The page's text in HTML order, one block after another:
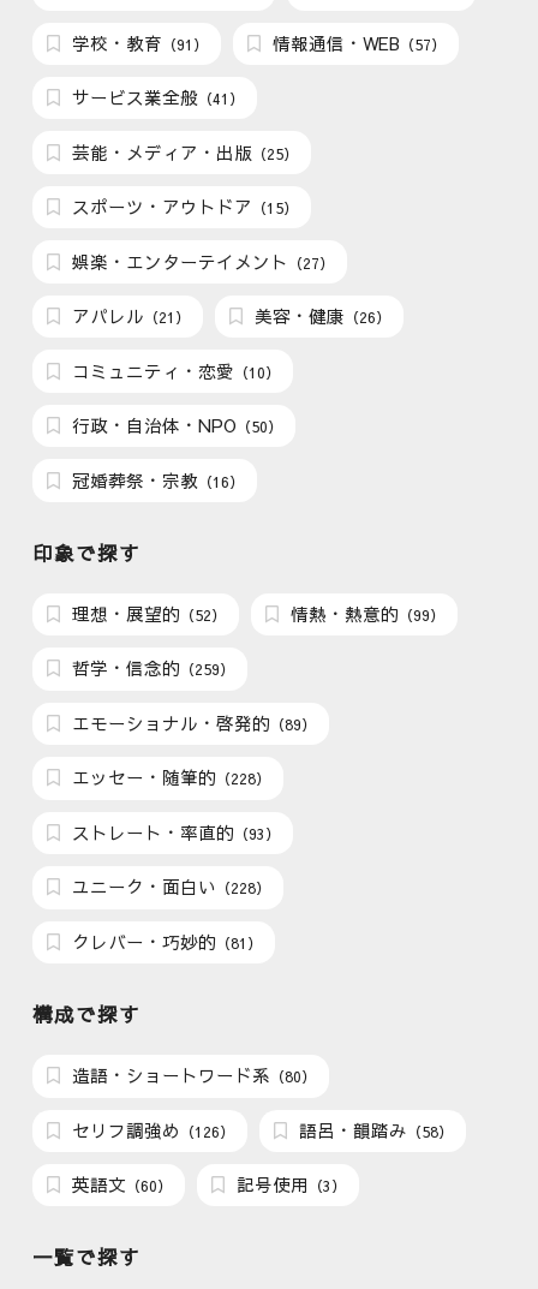
学校・教育 （91） 情報通信・WEB （57）
サービス業全般 （41）
芸能・メディア・出版 （25）
スポーツ・アウトドア （15）
娯楽・エンターテイメント （27）
アパレル （21） 美容・健康 （26）
コミュニティ・恋愛 （10）
行政・自治体・NPO （50）
冠婚葬祭・宗教 （16）
印象で探す
理想・展望的 （52） 情熱・熱意的 （99）
哲学・信念的 （259）
エモーショナル・啓発的 （89）
エッセー・随筆的 （228）
ストレート・率直的 （93）
ユニーク・面白い （228）
クレバー・巧妙的 （81）
構成で探す
造語・ショートワード系 （80）
セリフ調強め （126） 語呂・韻踏み （58）
英語文 （60） 記号使用 （3）
一覧で探す